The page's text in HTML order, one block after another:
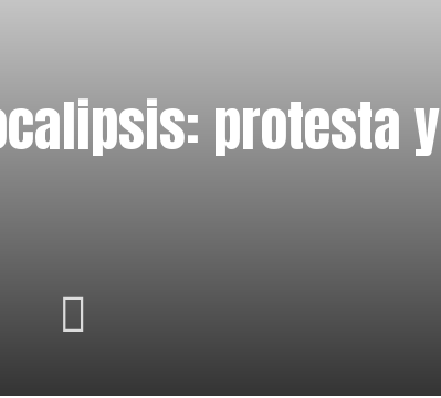
protesta y